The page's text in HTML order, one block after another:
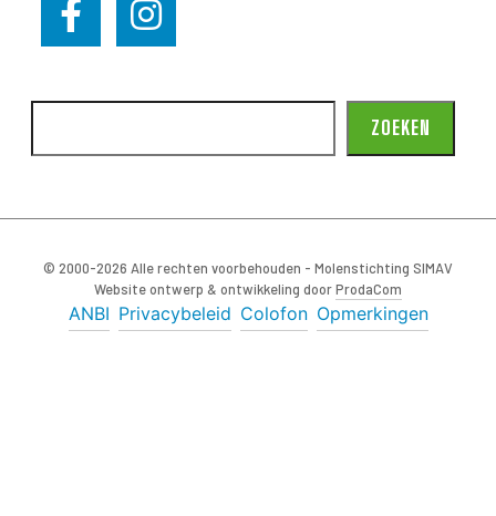
ZOEKEN
© 2000-2026 Alle rechten voorbehouden - Molenstichting SIMAV
Website ontwerp & ontwikkeling doorProdaCom
ANBI Privacybeleid Colofon Opmerkingen